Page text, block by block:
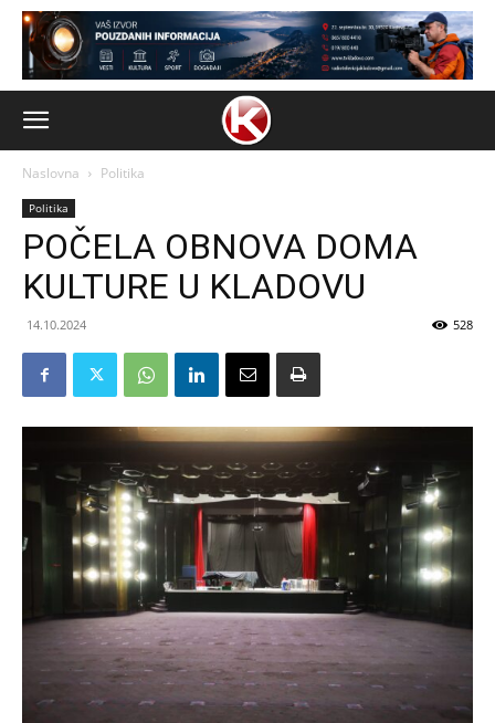
Naslovna Politika
Politika
POČELA OBNOVA DOMA
KULTURE U KLADOVU
14.10.2024 528